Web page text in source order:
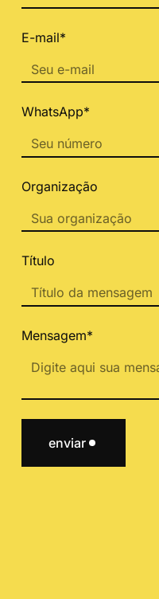
E-mail*
WhatsApp*
Organização
Título
Mensagem*
enviar